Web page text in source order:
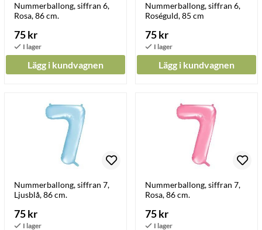
Nummerballong, siffran 6,
Rosa, 86 cm.
75 kr
Lägg i kundvagnen
Nummerballong, siffran 6,
Roséguld, 85 cm
75 kr
Lägg i kundvagnen
Nummerballong, siffran 7,
Ljusblå, 86 cm.
75 kr
Nummerballong, siffran 7,
Rosa, 86 cm.
75 kr